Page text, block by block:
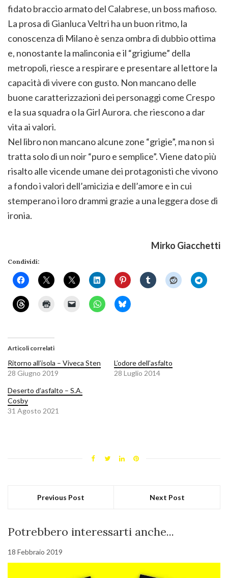
fidato braccio armato del Calabrese, un boss mafioso.
La prosa di Gianluca Veltri ha un buon ritmo, la
conoscenza di Milano è senza ombra di dubbio ottima
e, nonostante la malinconia e il “grigiume” della
metropoli, riesce a respirare e presentare al lettore la
capacità di vivere con gusto. Non mancano delle
buone caratterizzazioni dei personaggi come Crespo
e la sua squadra o la Girl Aurora. che riescono a dar
vita ai valori.
Nel libro non mancano alcune zone “grigie”, ma non si
tratta solo di un noir “puro e semplice”. Viene dato più
risalto alle vicende umane dei protagonisti che vivono
a fondo i valori dell’amicizia e dell’amore e in cui
stemperano i loro drammi grazie a una leggera dose di
ironia.
Mirko Giacchetti
Condividi:
Articoli correlati
Ritorno all’isola – Viveca Sten
28 Giugno 2019
L’odore dell’asfalto
28 Luglio 2014
Deserto d’asfalto – S.A.
Cosby
31 Agosto 2021
Previous Post Next Post
Potrebbero interessarti anche...
18 Febbraio 2019